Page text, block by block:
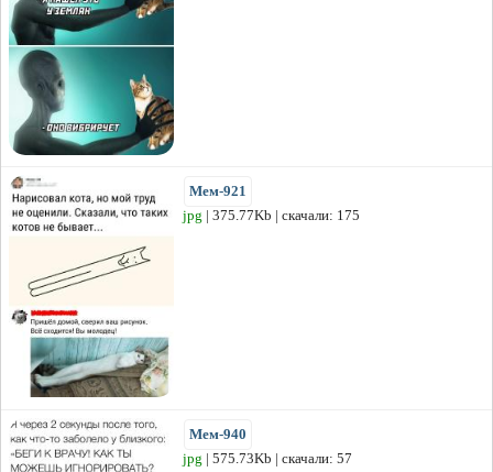
Мем-921
jpg | 375.77Kb | скачали: 175
Мем-940
jpg | 575.73Kb | скачали: 57